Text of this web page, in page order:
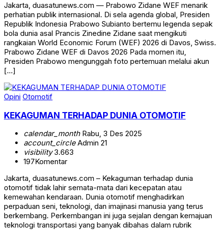
Jakarta, duasatunews.com — Prabowo Zidane WEF menarik
perhatian publik internasional. Di sela agenda global, Presiden
Republik Indonesia Prabowo Subianto bertemu legenda sepak
bola dunia asal Prancis Zinedine Zidane saat mengikuti
rangkaian World Economic Forum (WEF) 2026 di Davos, Swiss.
Prabowo Zidane WEF di Davos 2026 Pada momen itu,
Presiden Prabowo mengunggah foto pertemuan melalui akun
[…]
Opini Otomotif
KEKAGUMAN TERHADAP DUNIA OTOMOTIF
calendar_monthRabu, 3 Des 2025
account_circleAdmin 21
visibility3.663
197Komentar
Jakarta, duasatunews.com – Kekaguman terhadap dunia
otomotif tidak lahir semata-mata dari kecepatan atau
kemewahan kendaraan. Dunia otomotif menghadirkan
perpaduan seni, teknologi, dan imajinasi manusia yang terus
berkembang. Perkembangan ini juga sejalan dengan kemajuan
teknologi transportasi yang banyak dibahas dalam rubrik